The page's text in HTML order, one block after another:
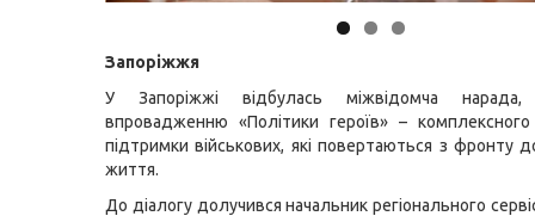
Запоріжжя
У Запоріжжі відбулась міжвідомча нарада,
впровадженню «Політики героїв» –
підтримки військових, які повертаються з фронту
життя.
До діалогу долучився начальник регіонального